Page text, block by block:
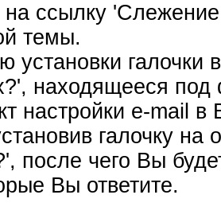
ссылку
темы.
галочки
находящееся под
настройки e-mail
галочку
после чего Вы
Вы ответите.